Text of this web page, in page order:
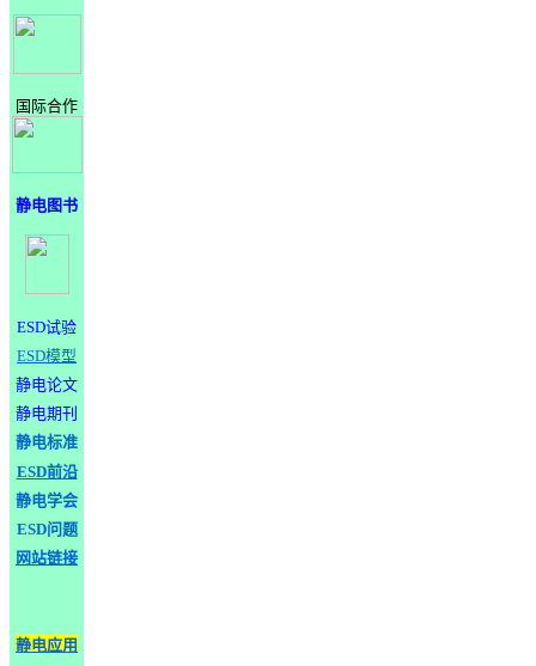
国际合作
静电图书
ESD试验
ESD模型
静电论文
静电期刊
静电标准
ESD前沿
静电学会
ESD问题
网站链接
静电应用